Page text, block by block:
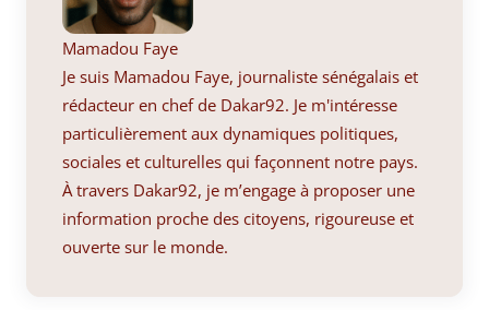
Mamadou Faye
Je suis Mamadou Faye, journaliste sénégalais et
rédacteur en chef de Dakar92. Je m'intéresse
particulièrement aux dynamiques politiques,
sociales et culturelles qui façonnent notre pays.
À travers Dakar92, je m’engage à proposer une
information proche des citoyens, rigoureuse et
ouverte sur le monde.